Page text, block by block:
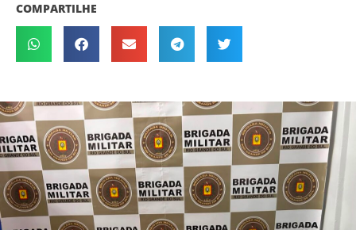
COMPARTILHE